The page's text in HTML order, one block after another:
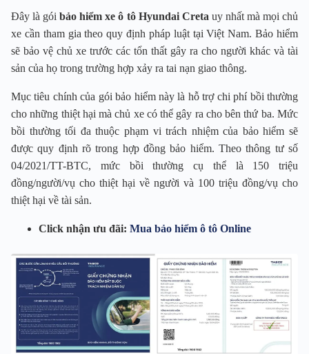
Đây là góibảo hiểm xe ô tô Hyundai Creta uy nhất mà mọi chủ
xe cần tham gia theo quy định pháp luật tại Việt Nam. Bảo hiểm
sẽ bảo vệ chủ xe trước các tổn thất gây ra cho người khác và tài
sản của họ trong trường hợp xảy ra tai nạn giao thông.
Mục tiêu chính của gói bảo hiểm này là hỗ trợ chi phí bồi thường
cho những thiệt hại mà chủ xe có thể gây ra cho bên thứ ba. Mức
bồi thường tối đa thuộc phạm vi trách nhiệm của bảo hiểm sẽ
được quy định rõ trong hợp đồng bảo hiểm. Theo thông tư số
04/2021/TT-BTC, mức bồi thường cụ thể là 150 triệu
đồng/người/vụ cho thiệt hại về người và 100 triệu đồng/vụ cho
thiệt hại về tài sản.
Click nhận ưu đãi: Mua bảo hiểm ô tô Online